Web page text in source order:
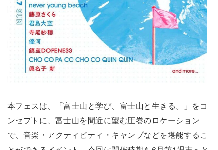
本フェスは、「富士山と学び、富士山と生きる。」をコ
ンセプトに、富士山を間近に望む圧巻のロケーション
で、音楽・アクティビティ・キャンプなどを堪能するこ